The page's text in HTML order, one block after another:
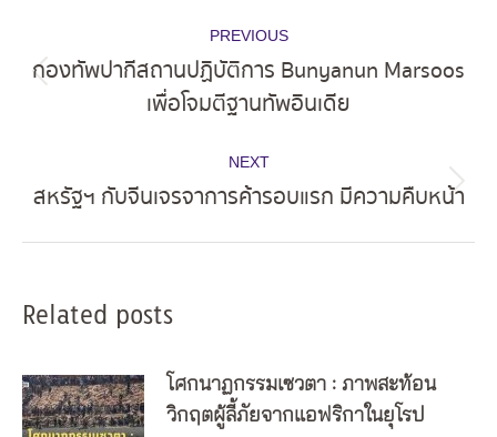
navigation
PREVIOUS
Previous
post:
กองทัพปากีสถานปฏิบัติการ Bunyanun Marsoos
เพื่อโจมตีฐานทัพอินเดีย
NEXT
Next
สหรัฐฯ กับจีนเจรจาการค้ารอบแรก มีความคืบหน้า
Related posts
โศกนาฏกรรมเซวตา : ภาพสะท้อน
วิกฤตผู้ลี้ภัยจากแอฟริกาในยุโรป